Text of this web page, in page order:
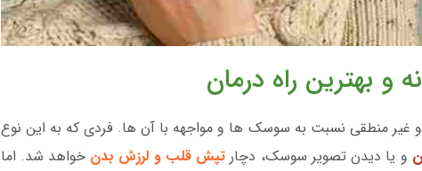
بهترین راه درمان
منطقی نسبت به سوسک ها و مواجهه با آن ها. فردی که به این نوع
و یا دیدن تصویر سوسک، دچار تپش قلب و لرزش بدن خواهد شد. اما